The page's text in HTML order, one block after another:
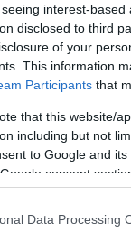
interest-
disclosed to third
of your
This information
Participants that
that this website/
including but not
to Google and
consent
Data Processing